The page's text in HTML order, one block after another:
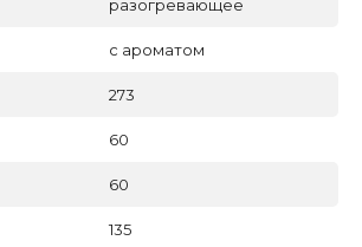
разогревающее
с ароматом
273
60
60
135